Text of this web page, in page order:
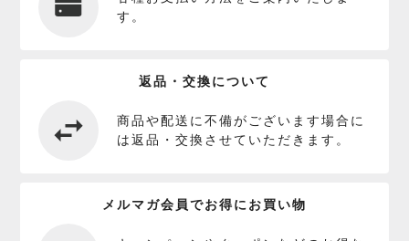
す。
返品・交換について
商品や配送に不備がございます場合に
は返品・交換させていただきます。
メルマガ会員でお得にお買い物